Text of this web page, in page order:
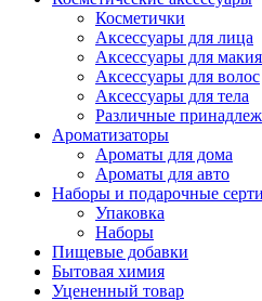
Косметички
Аксессуары для лица
Аксессуары для
Аксессуары для волос
Аксессуары для тела
Различные
Ароматизаторы
Ароматы для дома
Ароматы для авто
Наборы и подарочные
Упаковка
Наборы
Пищевые добавки
Бытовая химия
Уцененный товар